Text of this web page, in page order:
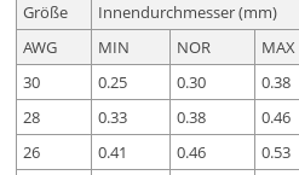
Größe
Innendurchmesser (mm)
AWG
MIN NOR
MAX
30
0.25 0.30 0.38
28
0.33 0.38 0.46
26
0.41 0.46 0.53